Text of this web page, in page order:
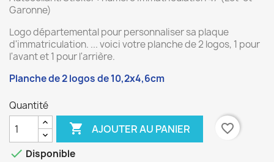
Garonne)
Logo départemental pour personnaliser sa plaque
d'immatriculation. ... voici votre planche de 2 logos, 1 pour
l'avant et 1 pour l'arrière.
Planche de 2 logos de 10,2x4,6cm
Quantité
 AJOUTER AU PANIER
favorite_border
 Disponible